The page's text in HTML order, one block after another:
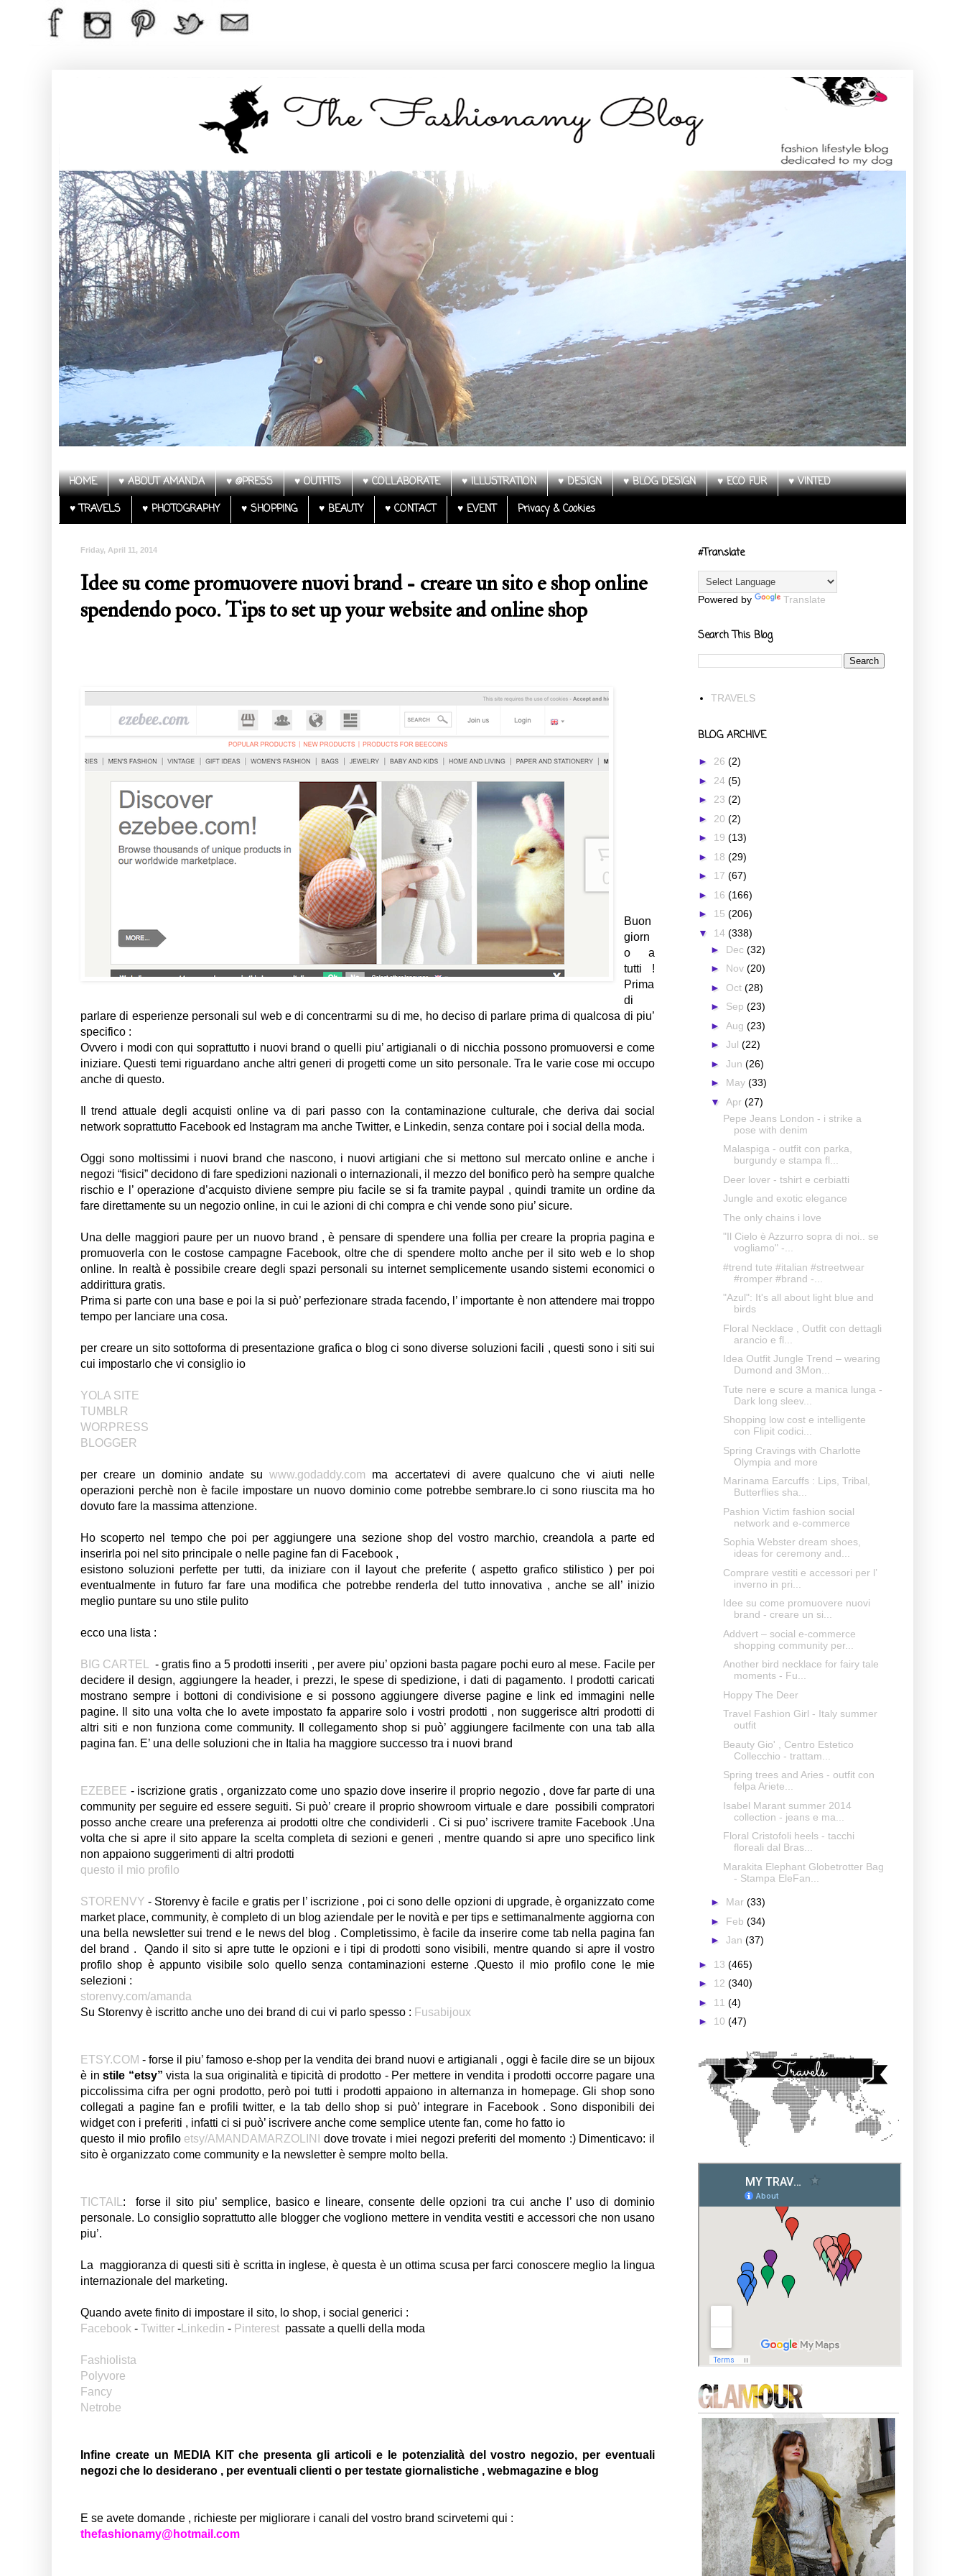
HOME ♥ ABOUT AMANDA ♥ @PRESS ♥ OUTFITS ♥ COLLABORATE ♥ ILLUSTRATION ♥ DESIGN ♥ BLOG DESIGN ♥ ECO FUR
♥ VINTED
♥ TRAVELS
♥ PHOTOGRAPHY ♥ SHOPPING ♥ BEAUTY ♥ CONTACT ♥ EVENT Privacy & Cookies
Friday, April 11, 2014
Idee su come promuovere nuovi brand - creare un sito e shop online
spendendo poco. Tips to set up your website and online shop
Buon
giorn
o a
tutti !
Prima
di
parlare di esperienze personali sul web e di concentrarmi su di me, ho deciso di parlare prima di qualcosa di piu’
specifico :
Ovvero i modi con qui soprattutto i nuovi brand o quelli piu’ artigianali o di nicchia possono promuoversi e come
iniziare. Questi temi riguardano anche altri generi di progetti come un sito personale. Tra le varie cose mi occupo
anche di questo.
Il trend attuale degli acquisti online va di pari passo con la contaminazione culturale, che deriva dai social
network soprattutto Facebook ed Instagram ma anche Twitter, e Linkedin, senza contare poi i social della moda.
Oggi sono moltissimi i nuovi brand che nascono, i nuovi artigiani che si mettono sul mercato online e anche i
negozi “fisici” decidono di fare spedizioni nazionali o internazionali, il mezzo del bonifico però ha sempre qualche
rischio e l’ operazione d’acquisto diviene sempre piu facile se si fa tramite paypal , quindi tramite un ordine da
fare direttamente su un negozio online, in cui le azioni di chi compra e chi vende sono piu’ sicure.
Una delle maggiori paure per un nuovo brand , è pensare di spendere una follia per creare la propria pagina e
promuoverla con le costose campagne Facebook, oltre che di spendere molto anche per il sito web e lo shop
online. In realtà è possibile creare degli spazi personali su internet semplicemente usando sistemi economici o
addirittura gratis.
Prima si parte con una base e poi la si può’ perfezionare strada facendo, l’ importante è non attendere mai troppo
tempo per lanciare una cosa.
per creare un sito sottoforma di presentazione grafica o blog ci sono diverse soluzioni facili , questi sono i siti sui
cui impostarlo che vi consiglio io
YOLA SITE
TUMBLR
WORPRESS
BLOGGER
per creare un dominio andate suwww.godaddy.com ma accertatevi di avere qualcuno che vi aiuti nelle
operazioni perchè non è facile impostare un nuovo dominio come potrebbe sembrare.Io ci sono riuscita ma ho
dovuto fare la massima attenzione.
Ho scoperto nel tempo che poi per aggiungere una sezione shop del vostro marchio, creandola a parte ed
inserirla poi nel sito principale o nelle pagine fan di Facebook ,
esistono soluzioni perfette per tutti, da iniziare con il layout che preferite ( aspetto grafico stilistico ) per poi
eventualmente in futuro far fare una modifica che potrebbe renderla del tutto innovativa , anche se all’ inizio
meglio puntare su uno stile pulito
ecco una lista :
BIG CARTEL
- gratis fino a 5 prodotti inseriti , per avere piu’ opzioni basta pagare pochi euro al mese. Facile per
decidere il design, aggiungere la header, i prezzi, le spese di spedizione, i dati di pagamento. I prodotti caricati
mostrano sempre i bottoni di condivisione e si possono aggiungere diverse pagine e link ed immagini nelle
pagine. Il sito una volta che lo avete impostato fa apparire solo i vostri prodotti , non suggerisce altri prodotti di
altri siti e non funziona come community. Il collegamento shop si può’ aggiungere facilmente con una tab alla
pagina fan. E’ una delle soluzioni che in Italia ha maggiore successo tra i nuovi brand
EZEBEE - iscrizione gratis , organizzato come uno spazio dove inserire il proprio negozio , dove far parte di una
community per seguire ed essere seguiti. Si può’ creare il proprio showroom virtuale e dare possibili compratori
posso anche creare una preferenza ai prodotti oltre che condividerli . Ci si puo’ iscrivere tramite Facebook .Una
volta che si apre il sito appare la scelta completa di sezioni e generi , mentre quando si apre uno specifico link
non appaiono suggerimenti di altri prodotti
questo il mio profilo
STORENVY- Storenvy è facile e gratis per l’ iscrizione , poi ci sono delle opzioni di upgrade, è organizzato come
market place, community, è completo di un blog aziendale per le novità e per tips e settimanalmente aggiorna con
una bella newsletter sui trend e le news del blog . Completissimo, è facile da inserire come tab nella pagina fan
del brand . Qando il sito si apre tutte le opzioni e i tipi di prodotti sono visibili, mentre quando si apre il vostro
profilo shop è appunto visibile solo quello senza contaminazioni esterne .Questo il mio profilo cone le mie
selezioni :
storenvy.com/amanda
Su Storenvy è iscritto anche uno dei brand di cui vi parlo spesso : Fusabijoux
ETSY.COM - forse il piu’ famoso e-shop per la vendita dei brand nuovi e artigianali , oggi è facile dire se un bijoux
è in stile “etsy” vista la sua originalità e tipicità di prodotto - Per mettere in vendita i prodotti occorre pagare una
piccolissima cifra per ogni prodotto, però poi tutti i prodotti appaiono in alternanza in homepage. Gli shop sono
collegati a pagine fan e profili twitter, e la tab dello shop si può’ integrare in Facebook . Sono disponibili dei
widget con i preferiti , infatti ci si può’ iscrivere anche come semplice utente fan, come ho fatto io
questo il mio profilo etsy/AMANDAMARZOLINI dove trovate i miei negozi preferiti del momento :) Dimenticavo: il
sito è organizzato come community e la newsletter è sempre molto bella.
TICTAIL : forse il sito piu’ semplice, basico e lineare, consente delle opzioni tra cui anche l’ uso di dominio
personale. Lo consiglio soprattutto alle blogger che vogliono mettere in vendita vestiti e accessori che non usano
piu’.
La maggioranza di questi siti è scritta in inglese, è questa è un ottima scusa per farci conoscere meglio la lingua
internazionale del marketing.
Quando avete finito di impostare il sito, lo shop, i social generici :
Facebook - Twitter - Linkedin - Pinterest passate a quelli della moda
Fashiolista
Polyvore
Fancy
Netrobe
Infine create un MEDIA KIT che presenta gli articoli e le potenzialità del vostro negozio, per eventuali
negozi che lo desiderano , per eventuali clienti o per testate giornalistiche , webmagazine e blog
E se avete domande , richieste per migliorare i canali del vostro brand scirvetemi qui :
thefashionamy@hotmail.com
#Translate
Powered by Translate
Search This Blog
TRAVELS
BLOG ARCHIVE
► 26 (2)
► 24 (5)
► 23 (2)
► 20 (2)
► 19 (13)
► 18 (29)
► 17 (67)
► 16 (166)
► 15 (206)
▼ 14 (338)
► Dec (32)
► Nov (20)
► Oct (28)
► Sep (23)
► Aug (23)
► Jul (22)
► Jun (26)
► May (33)
▼ Apr (27)
Pepe Jeans London - i strike a
pose with denim
Malaspiga - outfit con parka,
burgundy e stampa fl...
Deer lover - tshirt e cerbiatti
Jungle and exotic elegance
The only chains i love
"Il Cielo è Azzurro sopra di noi.. se
vogliamo" -...
#trend tute #italian #streetwear
#romper #brand -...
"Azul": It's all about light blue and
birds
Floral Necklace , Outfit con dettagli
arancio e fl...
Idea Outfit Jungle Trend – wearing
Dumond and 3Mon...
Tute nere e scure a manica lunga -
Dark long sleev...
Shopping low cost e intelligente
con Flipit codici...
Spring Cravings with Charlotte
Olympia and more
Marinama Earcuffs : Lips, Tribal,
Butterflies sha...
Pashion Victim fashion social
network and e-commerce
Sophia Webster dream shoes,
ideas for ceremony and...
Comprare vestiti e accessori per l’
inverno in pri...
Idee su come promuovere nuovi
brand - creare un si...
Addvert – social e-commerce
shopping community per...
Another bird necklace for fairy tale
moments - Fu...
Hoppy The Deer
Travel Fashion Girl - Italy summer
outfit
Beauty Gio' , Centro Estetico
Collecchio - trattam...
Spring trees and Aries - outfit con
felpa Ariete...
Isabel Marant summer 2014
collection - jeans e ma...
Floral Cristofoli heels - tacchi
floreali dal Bras...
Marakita Elephant Globetrotter Bag
- Stampa EleFan...
► Mar (33)
► Feb (34)
► Jan (37)
► 13 (465)
► 12 (340)
► 11 (4)
► 10 (47)